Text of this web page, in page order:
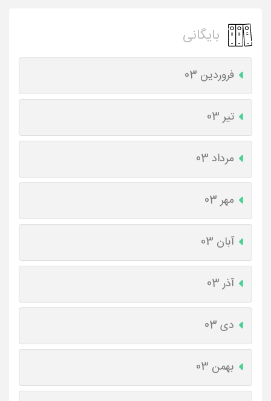
بایگانی
فروردین 03
تیر 03
مرداد 03
مهر 03
آبان 03
آذر 03
دی 03
بهمن 03